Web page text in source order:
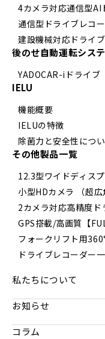
4カメラ対応通信型
通信型ドライブレコ
建設機械対応ドライ
後のせ自動運転シス
YADOCAR-iドライブ
IELU
機能概要
IELUの特徴
除菌力と安全性につ
その他製品一覧
12.3型ワイドディス
小型HDカメラ （超広
2カメラ対応高精度
GPS搭載/高画質【
フォークリフト用
ドライブレコーダー
私たちについて
お知らせ
コラム